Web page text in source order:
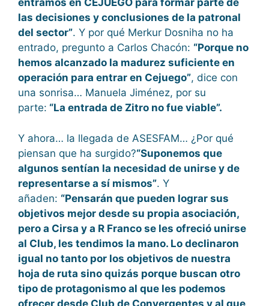
entramos en CEJUEGO para formar parte de
las decisiones y conclusiones de la patronal
del sector”. Y por qué Merkur Dosniha no ha
entrado, pregunto a Carlos Chacón: “Porque no
hemos alcanzado la madurez suficiente en
operación para entrar en Cejuego”, dice con
una sonrisa… Manuela Jiménez, por su
parte: “La entrada de Zitro no fue viable”.
Y ahora… la llegada de ASESFAM… ¿Por qué
piensan que ha surgido?“Suponemos que
algunos sentían la necesidad de unirse y de
representarse a sí mismos”. Y
añaden: “Pensarán que pueden lograr sus
objetivos mejor desde su propia asociación,
pero a Cirsa y a R Franco se les ofreció unirse
al Club, les tendimos la mano. Lo declinaron
igual no tanto por los objetivos de nuestra
hoja de ruta sino quizás porque buscan otro
tipo de protagonismo al que les podemos
ofrecer desde Club de Convergentes y al que